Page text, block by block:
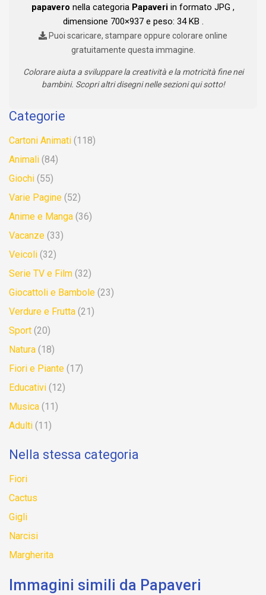
papavero nella categoria Papaveri in formato JPG ,
dimensione 700×937 e peso: 34 KB .
Puoi scaricare, stampare oppure colorare online
gratuitamente questa immagine.
Colorare aiuta a sviluppare la creatività e la motricità fine nei
bambini. Scopri altri disegni nelle sezioni qui sotto!
Categorie
Cartoni Animati (118)
Animali (84)
Giochi (55)
Varie Pagine (52)
Anime e Manga (36)
Vacanze (33)
Veicoli (32)
Serie TV e Film (32)
Giocattoli e Bambole (23)
Verdure e Frutta (21)
Sport (20)
Natura (18)
Fiori e Piante (17)
Educativi (12)
Musica (11)
Adulti (11)
Nella stessa categoria
Fiori
Cactus
Gigli
Narcisi
Margherita
Immagini simili da Papaveri